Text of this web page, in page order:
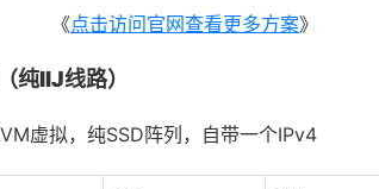
《点击访问官网查看更多方案》
纯IIJ线路）
虚拟，纯SSD阵列，自带一个IPv4